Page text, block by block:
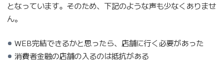
となっています。そのため、下記のような声も少なくありませ
ん。
WEB完結できるかと思ったら、店舗に行く必要があった
消費者金融の店舗の入るのは抵抗がある